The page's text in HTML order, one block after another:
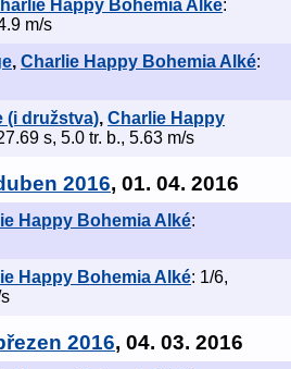
Happy Bohemia Alké:
m/s
, Charlie Happy Bohemia Alké:
(i družstva), Charlie Happy
s, 5.0 tr. b., 5.63 m/s
2016, 01. 04. 2016
Happy Bohemia Alké:
Happy Bohemia Alké: 1/6,
2016, 04. 03. 2016